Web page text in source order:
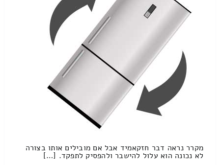
מקרר נראה דבר חזקאמיד אבל אם מובילים אותו בצורה
לא נכונה הוא עלול להישבר ולהפסיק לתפקד. […]